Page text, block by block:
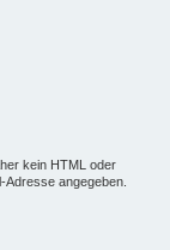
kein HTML oder
angegeben.